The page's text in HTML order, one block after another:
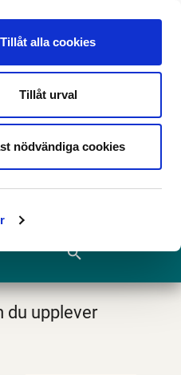
Tillåt alla cookies
Tillåt urval
nödvändiga cookies
Translate
search
du upplever